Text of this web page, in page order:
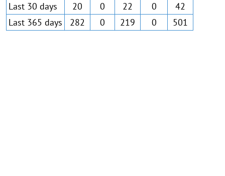
Last 30 days
20 0 22 0
42
Last 365 days
282 0 219 0 501